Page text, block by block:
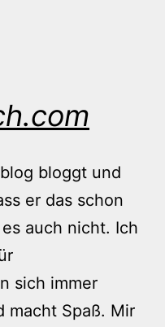
bloggt und
er das schon
auch nicht. Ich
sich immer
macht Spaß. Mir